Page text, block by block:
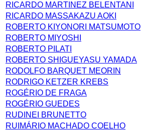
RICARDO MARTINEZ BELENTANI
RICARDO MASSAKAZU AOKI
ROBERTO KIYONORI MATSUMOTO
ROBERTO MIYOSHI
ROBERTO PILATI
ROBERTO SHIGUEYASU YAMADA
RODOLFO BARQUET MEORIN
RODRIGO KETZER KREBS
ROGÉRIO DE FRAGA
ROGÉRIO GUEDES
RUDINEI BRUNETTO
RUIMÁRIO MACHADO COELHO